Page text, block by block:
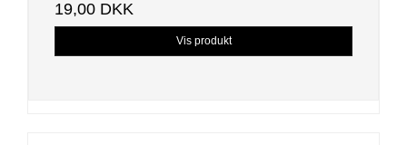
19,00 DKK
Vis produkt